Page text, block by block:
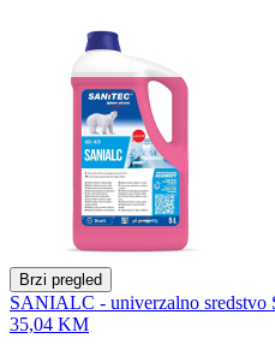
Brzi pregled
SANIALC - univerzalno
35,04 KM